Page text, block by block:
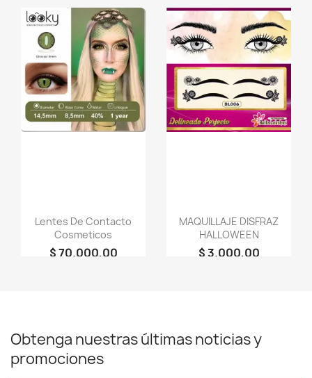
COSMETICOS
COSMETICOS
Lentes De Contacto
Cosmeticos
$ 70.000,00
favorite_border
MAQUILLAJE DISFRAZ
HALLOWEEN
$ 3.000,00
favorite_border
Obtenga nuestras últimas noticias y
promociones